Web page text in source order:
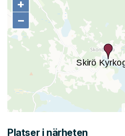
+
−
+
−
Platser i närheten